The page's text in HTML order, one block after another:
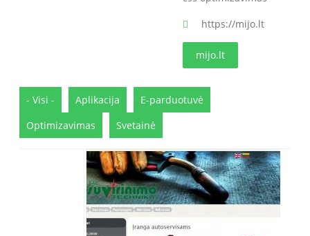
https://mijo.lt
mijo.lt
- Visi - Aplikacija
E-parduotuvė
Optimizavimas
Svetainė